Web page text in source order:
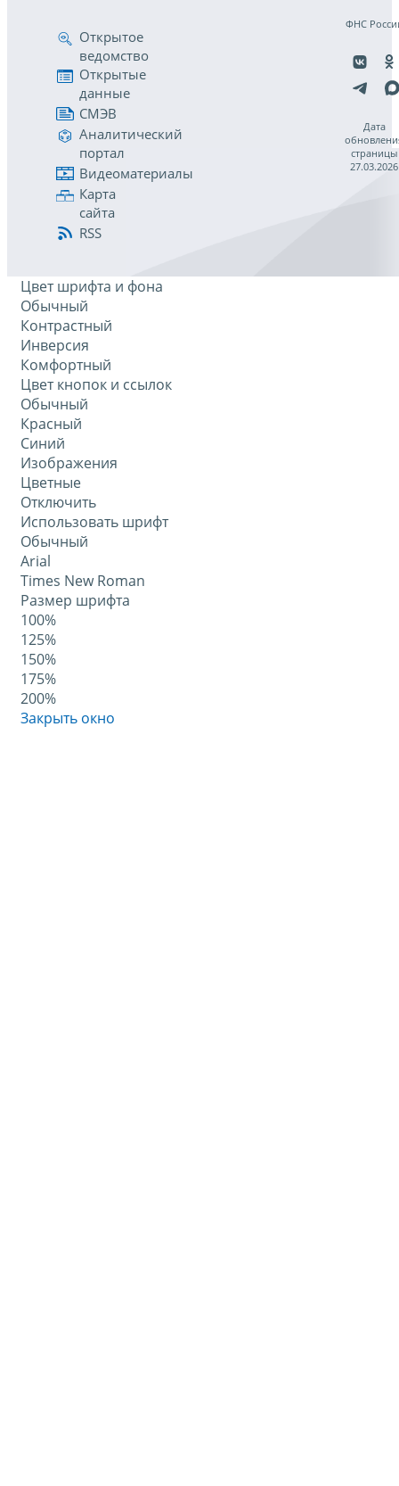
Открытое
ведомство
Открытые
данные
СМЭВ
Аналитический
портал
Видеоматериалы
Карта
сайта
RSS
ФНС
Дата
страницы
27.03.2026
Цвет шрифта и фона
Обычный
Контрастный
Инверсия
Комфортный
Цвет кнопок и ссылок
Обычный
Красный
Синий
Изображения
Цветные
Отключить
Использовать шрифт
Обычный
Arial
Times New Roman
Размер шрифта
100%
125%
150%
175%
200%
Закрыть окно